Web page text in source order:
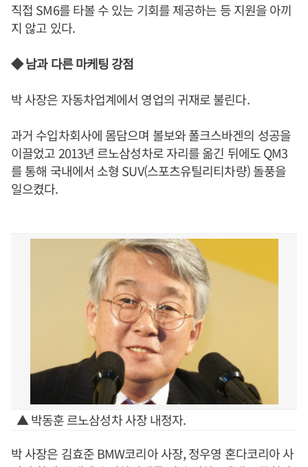
직접 SM6를 타볼 수 있는 기회를 제공하는 등 지원을 아끼
지 않고 있다.
◆ 남과 다른 마케팅 강점
박 사장은 자동차업계에서 영업의 귀재로 불린다.
과거 수입차회사에 몸담으며 볼보와 폴크스바겐의 성공을
이끌었고 2013년 르노삼성차로 자리를 옮긴 뒤에도 QM3
를 통해 국내에서 소형 SUV(스포츠유틸리티차량) 돌풍을
일으켰다.
▲ 박동훈 르노삼성차 사장 내정자.
박 사장은 김효준 BMW코리아 사장, 정우영 혼다코리아 사